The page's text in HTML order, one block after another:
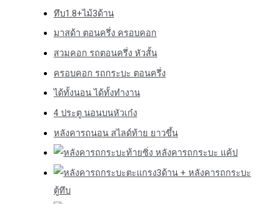
ทึบ1.8+ไม้3ด้าน
มาสด้า ตอนครึ่ง ครอบคอก
สวมคอก รถตอนครึ่ง หัวสั้น
ครอบคอก รถกระบะ ตอนครึ่ง
ได้ทั้งนอน ได้ทั้งทำงาน
4 ประตู นอนบนหัวเก๋ง
หลังคารถนอน สไลด์ท้าย ยาวขึ้น
ท้ายซิ่ง หลังคารถกระบะ แค้ป
ตะแกรง3ด้าน + หลังคารถกระบะ
ตู้ทึบ